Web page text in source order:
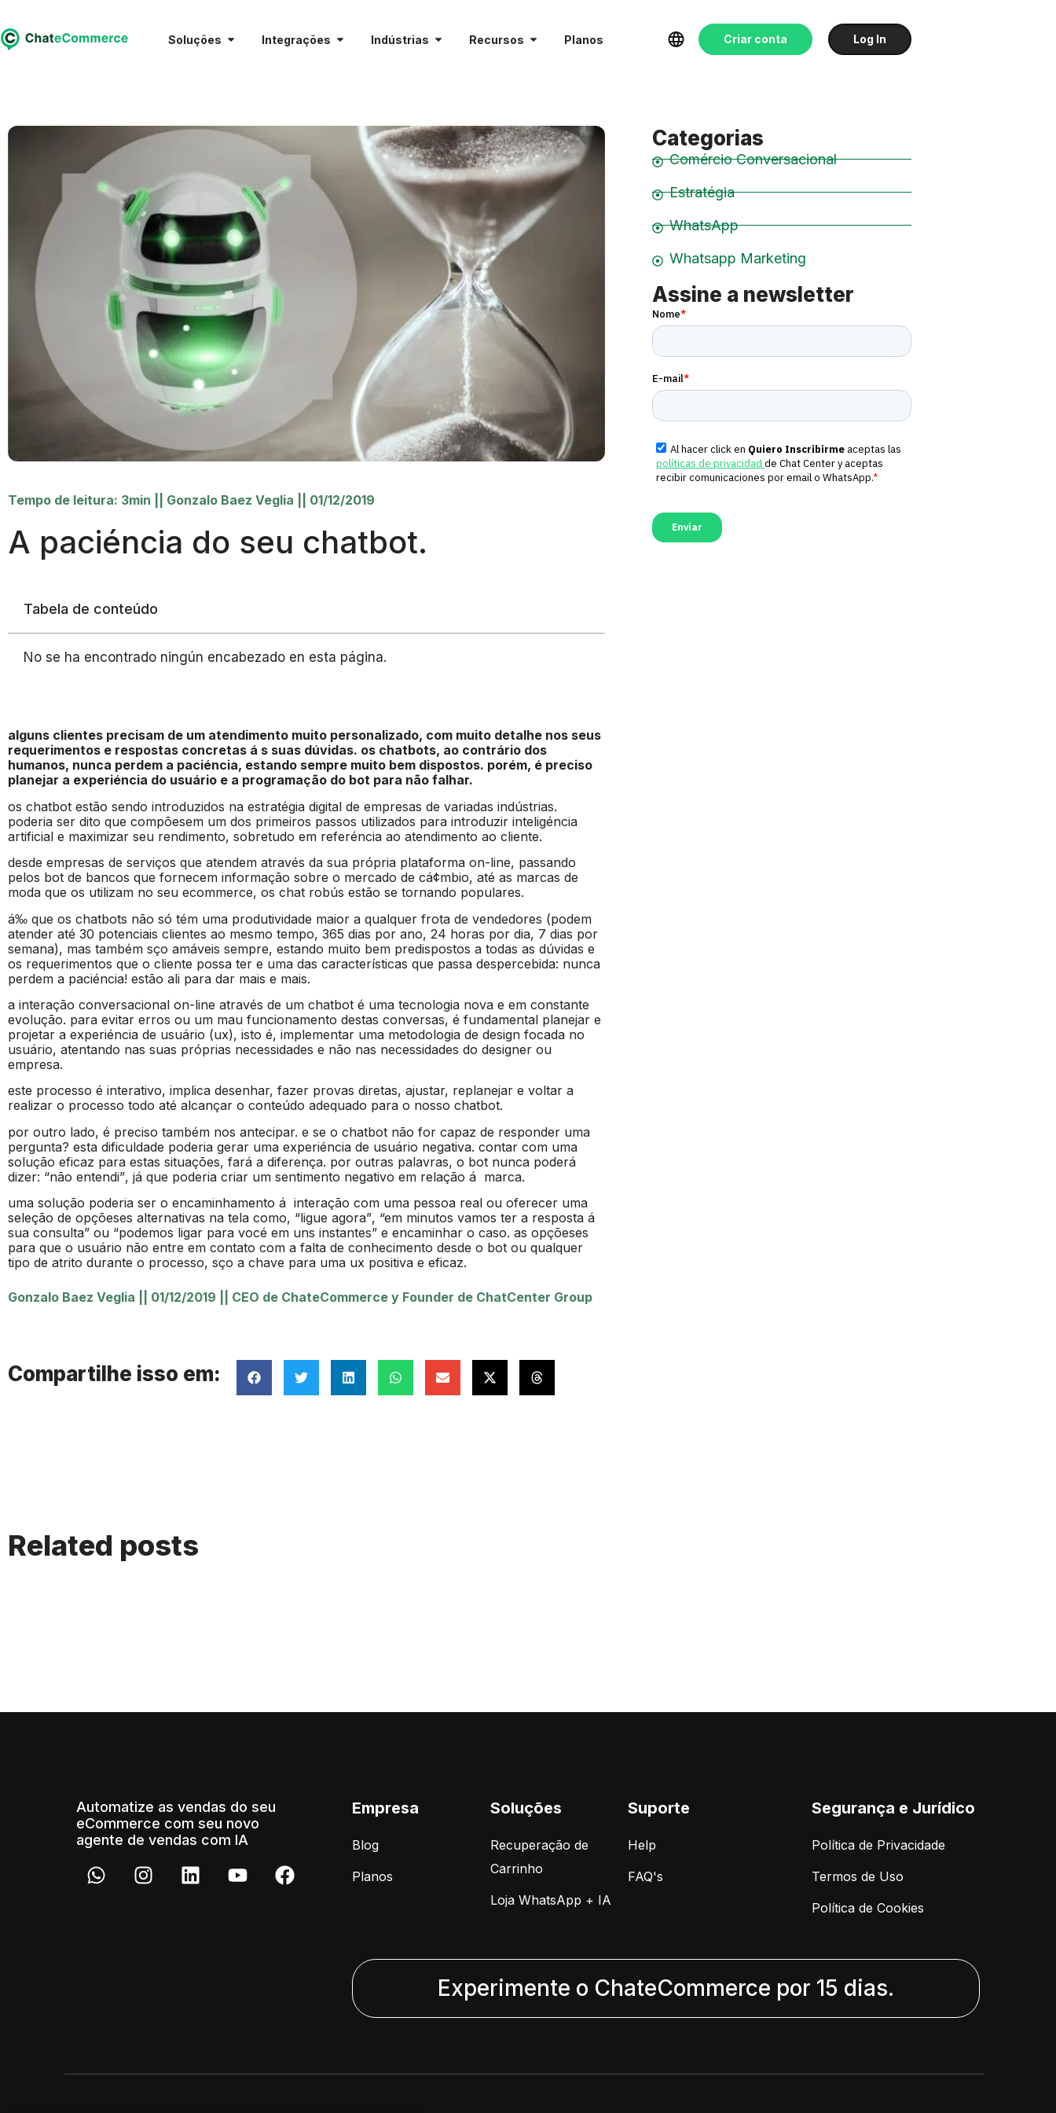
Soluções Integrações Indústrias Recursos Planos Criar conta Log In
Tempo de leitura: 3min Gonzalo Baez Veglia 01/12/2019
A paciéncia do seu chatbot.
Tabela de conteúdo
No se ha encontrado ningún encabezado en esta página.
alguns clientes precisam de um atendimento muito personalizado, com muito detalhe nos seus
requerimentos e respostas concretas á s suas dúvidas. os chatbots, ao contrário dos
humanos, nunca perdem a paciéncia, estando sempre muito bem dispostos. porém, é preciso
planejar a experiéncia do usuário e a programação do bot para não falhar.
os chatbot estão sendo introduzidos na estratégia digital de empresas de variadas indústrias.
poderia ser dito que compõesem um dos primeiros passos utilizados para introduzir inteligéncia
artificial e maximizar seu rendimento, sobretudo em referéncia ao atendimento ao cliente.
desde empresas de serviços que atendem através da sua própria plataforma on-line, passando
pelos bot de bancos que fornecem informação sobre o mercado de cá¢mbio, até as marcas de
moda que os utilizam no seu ecommerce, os chat robús estão se tornando populares.
á‰ que os chatbots não só tém uma produtividade maior a qualquer frota de vendedores (podem
atender até 30 potenciais clientes ao mesmo tempo, 365 dias por ano, 24 horas por dia, 7 dias por
semana), mas também sço amáveis sempre, estando muito bem predispostos a todas as dúvidas e
os requerimentos que o cliente possa ter e uma das características que passa despercebida: nunca
perdem a paciéncia! estão ali para dar mais e mais.
a interação conversacional on-line através de um chatbot é uma tecnologia nova e em constante
evolução. para evitar erros ou um mau funcionamento destas conversas, é fundamental planejar e
projetar a experiéncia de usuário (ux), isto é, implementar uma metodologia de design focada no
usuário, atentando nas suas próprias necessidades e não nas necessidades do designer ou
empresa.
este processo é interativo, implica desenhar, fazer provas diretas, ajustar, replanejar e voltar a
realizar o processo todo até alcançar o conteúdo adequado para o nosso chatbot.
por outro lado, é preciso também nos antecipar. e se o chatbot não for capaz de responder uma
pergunta? esta dificuldade poderia gerar uma experiéncia de usuário negativa. contar com uma
solução eficaz para estas situações, fará a diferença. por outras palavras, o bot nunca poderá
dizer: “não entendi”, já que poderia criar um sentimento negativo em relação á marca.
uma solução poderia ser o encaminhamento á interação com uma pessoa real ou oferecer uma
seleção de opçõeses alternativas na tela como, “ligue agora”, “em minutos vamos ter a resposta á
sua consulta” ou “podemos ligar para vocé em uns instantes” e encaminhar o caso. as opçõeses
para que o usuário não entre em contato com a falta de conhecimento desde o bot ou qualquer
tipo de atrito durante o processo, sço a chave para uma ux positiva e eficaz.
Gonzalo Baez Veglia 01/12/2019 CEO de ChateCommerce y Founder de ChatCenter Group
Compartilhe isso em:
Categorias
Comércio Conversacional
Estratégia
WhatsApp
Whatsapp Marketing
Assine a newsletter
Related posts
Automatize as vendas do seu
eCommerce com seu novo
agente de vendas com IA
Empresa
Blog
Planos
Soluções
Recuperação de
Carrinho
Loja WhatsApp + IA
Suporte
Help
FAQ's
Segurança e Jurídico
Política de Privacidade
Termos de Uso
Política de Cookies
Experimente o ChateCommerce por 15 dias.